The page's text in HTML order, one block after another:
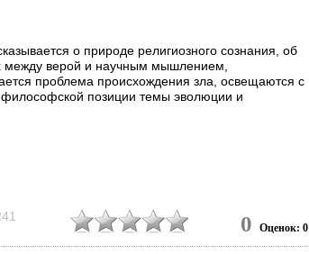
о природе религиозного сознания, об
между верой и научным мышлением,
проблема происхождения зла, освещаются с
философской позиции темы эволюции и
0 Оценок: 0